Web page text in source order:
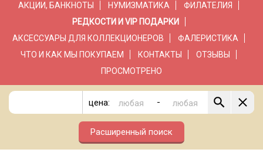
АКЦИИ, БАНКНОТЫ
НУМИЗМАТИКА
ФИЛАТЕЛИЯ
РЕДКОСТИ И VIP ПОДАРКИ
АКСЕССУАРЫ ДЛЯ КОЛЛЕКЦИОНЕРОВ
ФАЛЕРИСТИКА
ЧТО И КАК МЫ ПОКУПАЕМ
КОНТАКТЫ
ОТЗЫВЫ
ПРОСМОТРЕНО
цена: -
Расширенный поиск